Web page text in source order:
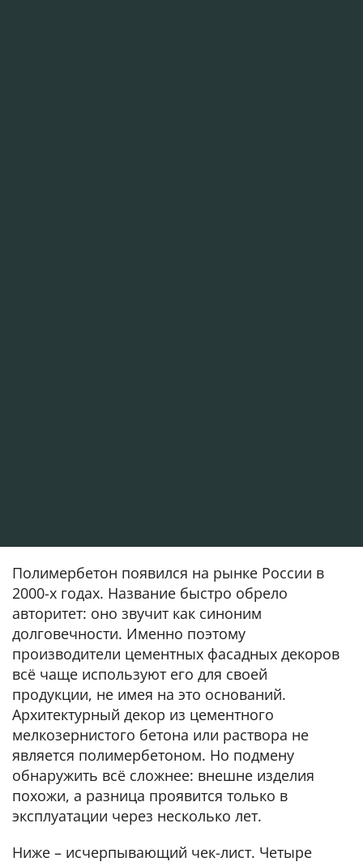
Полимербетон появился на рынке России в
2000-х годах. Название быстро обрело
авторитет: оно звучит как синоним
долговечности. Именно поэтому
производители цементных фасадных декоров
всё чаще используют его для своей
продукции, не имея на это оснований.
Архитектурный декор из цементного
мелкозернистого бетона или раствора не
является полимербетоном. Но подмену
обнаружить всё сложнее: внешне изделия
похожи, а разница проявится только в
эксплуатации через несколько лет.
Ниже – исчерпывающий чек-лист. Четыре